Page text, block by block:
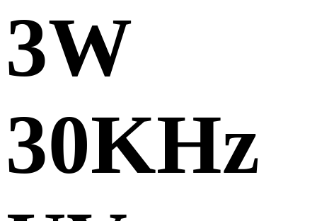
3W
30KHz